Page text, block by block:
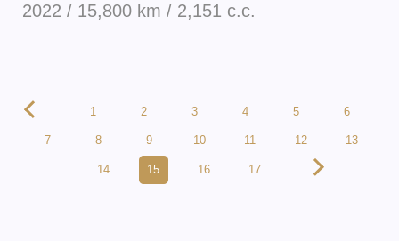
2022 / 15,800 km / 2,151 c.c.
1 2 3 4 5 6
7 8 9 10 11 12 13
14 15 16 17